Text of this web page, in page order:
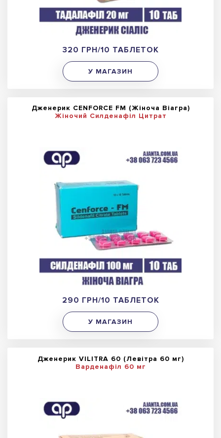
320 ГРН/10 ТАБЛЕТОК
У МАГАЗИН
Дженерик CENFORCE FM (Жіноча Віагра)
Жіночий Силденафіл Цитрат
290 ГРН/10 ТАБЛЕТОК
У МАГАЗИН
Дженерик VILITRA 60 (Левітра 60 мг)
Варденафіл 60 мг